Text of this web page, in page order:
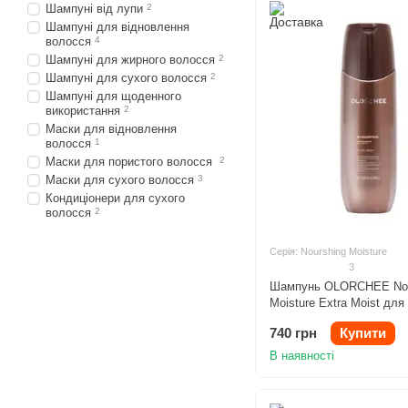
Серія: Nourshing Moisture
3
Шампунь OLORCHEE
Moisture Extra Moist для
зволоження волосся
740 грн Купити
В наявності
Шампуні від лупи 2
Шампуні для відновлення
волосся 4
Шампуні для жирного волосся 2
Шампуні для сухого волосся 2
Шампуні для щоденного
використання 2
Маски для відновлення
волосся 1
Маски для пористого волосся 2
Маски для сухого волосся 3
Кондиціонери для сухого
волосся 2